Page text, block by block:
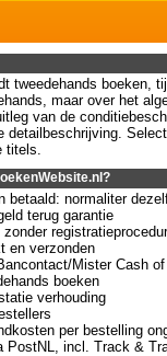
tweedehands boeken,
maar over het
van de
detailbeschrijving.
titels.
betaald: normaliter
terug garantie
en verzonden
Mister Cash
boeken
verhouding
per bestelling
PostNL, incl. Track &